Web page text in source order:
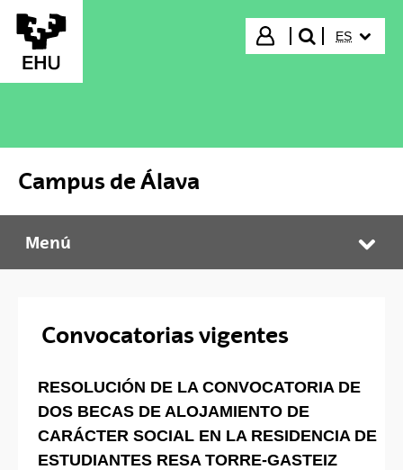
Saltar al contenido principal
Iniciar sesión
buscar"
ES
Campus de Álava
Campus de Álava
Menú
Convocatorias vigentes
RESOLUCIÓN DE LA CONVOCATORIA DE
DOS BECAS DE ALOJAMIENTO DE
CARÁCTER SOCIAL EN LA RESIDENCIA DE
ESTUDIANTES RESA TORRE-GASTEIZ